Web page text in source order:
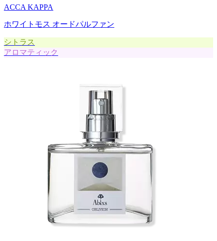
ACCA KAPPA
ホワイトモス オードパルファン
シトラス
アロマティック